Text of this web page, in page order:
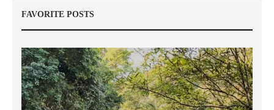
FAVORITE POSTS